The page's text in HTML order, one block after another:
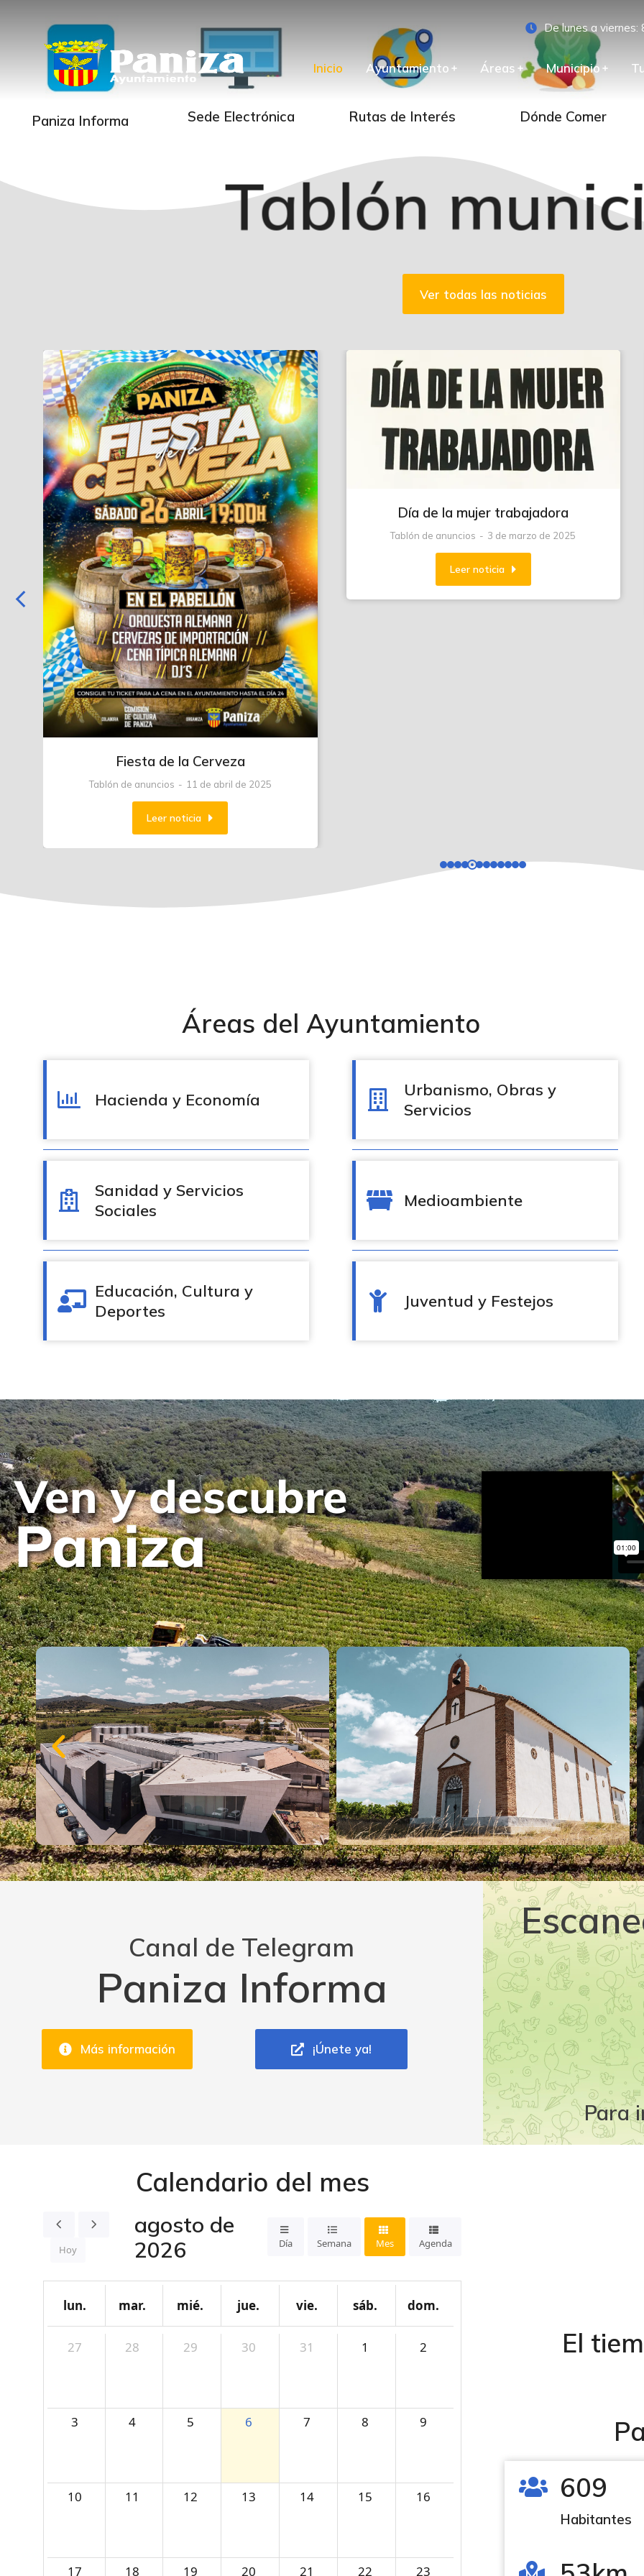
De lunes a viernes:
Inicio Ayuntamiento Áreas Municipio
Paniza Informa Sede Electrónica Rutas de Interés Dónde Comer
Tablón
Ver todas las noticias
Fiesta de la Cerveza
Tablón de anuncios 11 de abril de 2025
Leer noticia
Día de la mujer trabajadora
Tablón de anuncios 3 de marzo de 2025
Leer noticia
Áreas del Ayuntamiento
Hacienda y Economía
Urbanismo, Obras y
Servicios
Sanidad y Servicios
Sociales
Medioambiente
Educación, Cultura y
Deportes
Juventud y Festejos
Ven y descubre
Paniza
Canal de Telegram
Paniza Informa
Más información ¡Únete ya!
Para
Calendario del mes
Hoy
agosto de
2026
Día Semana Mes Agenda
lun. mar. mié. jue. vie. sáb. dom.
27 28 29 30 31 1 2
3 4 5 6 7 8 9
10 11 12 13 14 15 16
17 18 19 20 21 22 23
El
609
Habitantes